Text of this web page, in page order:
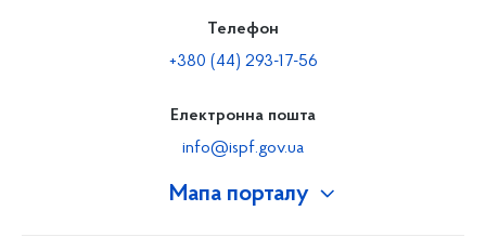
Мапа порталу
Телефон
+380 (44) 293-17-56
Електронна пошта
info@ispf.gov.ua